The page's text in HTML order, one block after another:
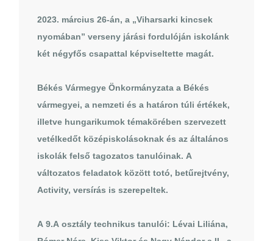
2023. március 26-án, a „Viharsarki kincsek
nyomában” verseny járási fordulóján iskolánk
két négyfős csapattal képviseltette magát.
Békés Vármegye Önkormányzata a Békés
vármegyei, a nemzeti és a határon túli értékek,
illetve hungarikumok témakörében szervezett
vetélkedőt középiskolásoknak és az általános
iskolák felső tagozatos tanulóinak. A
változatos feladatok között totó, betűrejtvény,
Activity, versírás is szerepeltek.
A 9.A osztály technikus tanulói: Lévai Liliána,